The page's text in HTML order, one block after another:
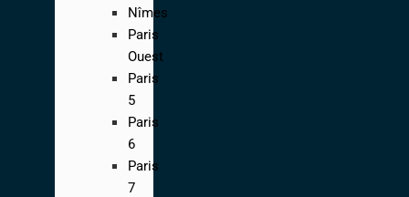
Nîmes
Paris
Ouest
Paris
5
Paris
6
Paris
7